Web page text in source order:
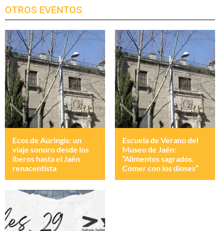
OTROS EVENTOS
Ecos de Auringis: un
viaje sonoro desde los
íberos hasta el Jaén
renacentista
Escuela de Verano del
Museo de Jaén:
“Alimentos sagrados.
Comer con los dioses”